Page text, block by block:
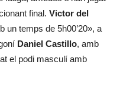
final. Victor del
un temps de 5h00’20», a
Daniel Castillo, amb
el podi masculí amb